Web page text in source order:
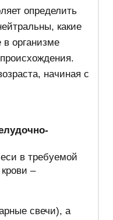
определить
какие
организме
начиная с
в требуемой
–
свечи), а